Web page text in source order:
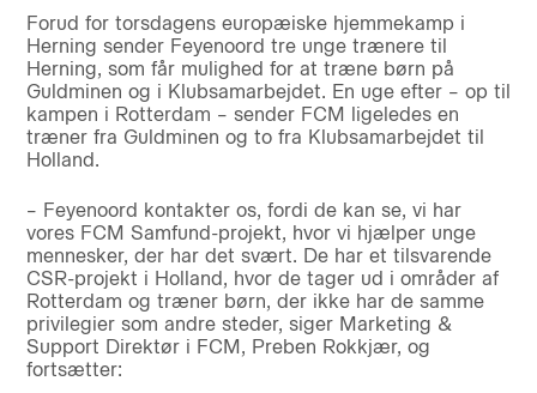
Forud for torsdagens europæiske hjemmekamp i
Herning sender Feyenoord tre unge trænere til
Herning, som får mulighed for at træne børn på
Guldminen og i Klubsamarbejdet. En uge efter – op til
kampen i Rotterdam – sender FCM ligeledes en
træner fra Guldminen og to fra Klubsamarbejdet til
Holland.
– Feyenoord kontakter os, fordi de kan se, vi har
vores FCM Samfund-projekt, hvor vi hjælper unge
mennesker, der har det svært. De har et tilsvarende
CSR-projekt i Holland, hvor de tager ud i områder af
Rotterdam og træner børn, der ikke har de samme
privilegier som andre steder, siger Marketing &
Support Direktør i FCM, Preben Rokkjær, og
fortsætter: